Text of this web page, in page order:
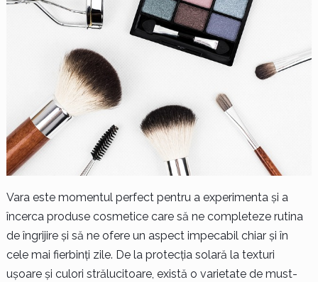
Vara este momentul perfect pentru a experimenta și a
încerca produse cosmetice care să ne completeze rutina
de îngrijire și să ne ofere un aspect impecabil chiar și în
cele mai fierbinți zile. De la protecția solară la texturi
ușoare și culori strălucitoare, există o varietate de must-